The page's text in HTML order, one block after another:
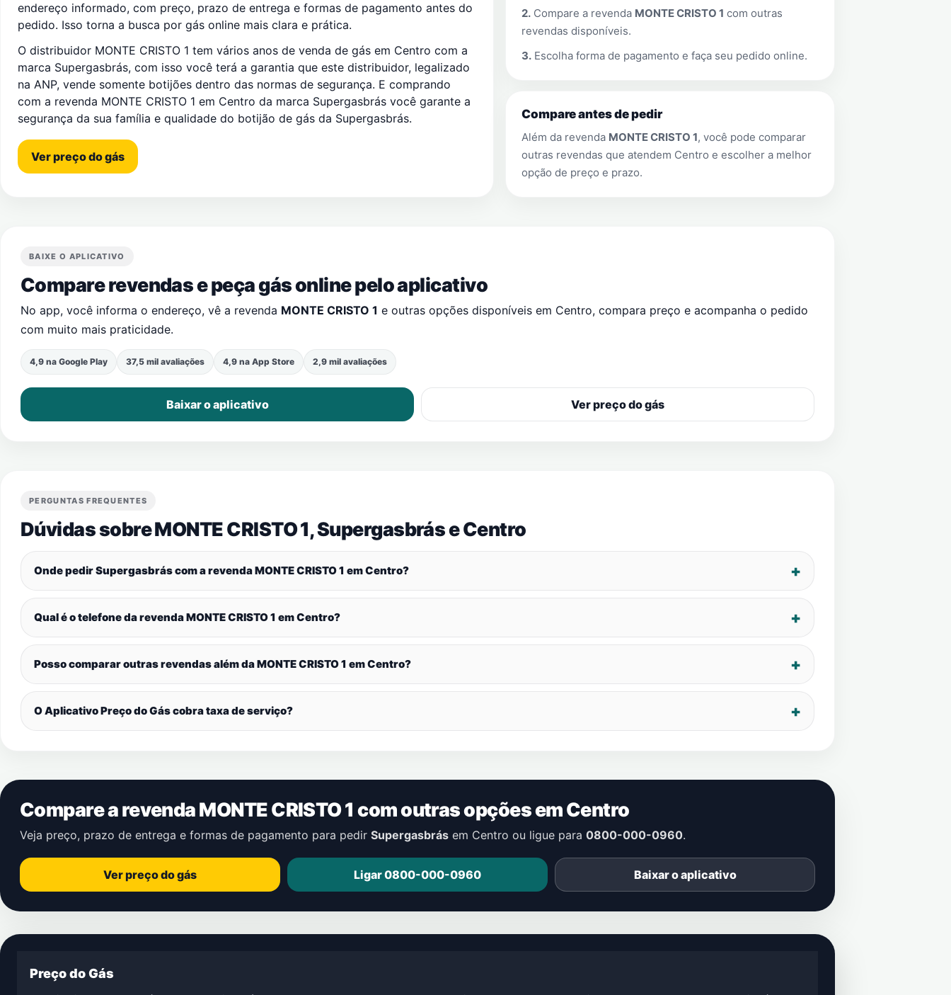
endereço informado, com preço, prazo de entrega e formas de pagamento antes do
pedido. Isso torna a busca por gás online mais clara e prática.
O distribuidor MONTE CRISTO 1 tem vários anos de venda de gás em Centro com a
marca Supergasbrás, com isso você terá a garantia que este distribuidor, legalizado
na ANP, vende somente botijões dentro das normas de segurança. E comprando
com a revenda MONTE CRISTO 1 em Centro da marca Supergasbrás você garante a
segurança da sua família e qualidade do botijão de gás da Supergasbrás.
Ver preço do gás
2. Compare a revenda MONTE CRISTO 1 com outras
revendas disponíveis.
3. Escolha forma de pagamento e faça seu pedido online.
Compare antes de pedir
Além da revenda MONTE CRISTO 1, você pode comparar
outras revendas que atendem Centro e escolher a melhor
opção de preço e prazo.
BAIXE O APLICATIVO
Compare revendas e peça gás online pelo aplicativo
No app, você informa o endereço, vê a revenda MONTE CRISTO 1 e outras opções disponíveis em Centro, compara preço e acompanha o pedido
com muito mais praticidade.
4,9 na Google Play 37,5 mil avaliações 4,9 na App Store 2,9 mil avaliações
Baixar o aplicativo Ver preço do gás
PERGUNTAS FREQUENTES
Dúvidas sobre MONTE CRISTO 1, Supergasbrás eCentro
Onde pedir Supergasbrás com a revenda MONTE CRISTO 1 emCentro?
Qual é o telefone da revenda MONTE CRISTO 1 emCentro?
Posso comparar outras revendas além da MONTE CRISTO 1 emCentro?
O Aplicativo Preço do Gás cobra taxa de serviço?
Compare a revenda MONTE CRISTO 1 com outras opções emCentro
Veja preço, prazo de entrega e formas de pagamento para pedir Supergasbrás em Centro ou ligue para 0800-000-0960.
Ver preço do gás Ligar 0800-000-0960 Baixar o aplicativo
Preço do Gás